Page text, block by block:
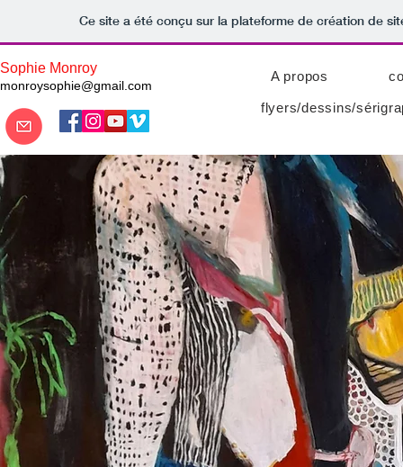
Ce site a été conçu sur la plateforme de création de
Sophie Monroy
monroysophie@gmail.com
A propos
flyers/dessins/